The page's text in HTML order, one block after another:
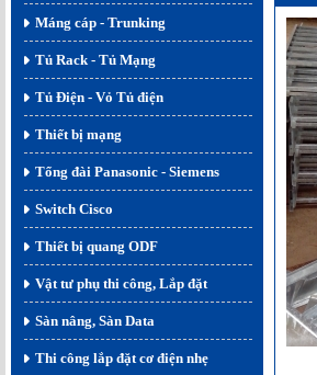
Máng cáp - Trunking
Tủ Rack - Tủ Mạng
Tủ Điện - Vỏ Tủ điện
Thiết bị mạng
Tổng đài Panasonic - Siemens
Switch Cisco
Thiết bị quang ODF
Vật tư phụ thi công, Lắp đặt
Sàn nâng, Sàn Data
Thi công lắp đặt cơ điện nhẹ